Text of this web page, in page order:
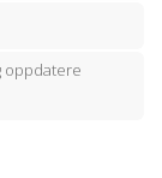
oppdatere